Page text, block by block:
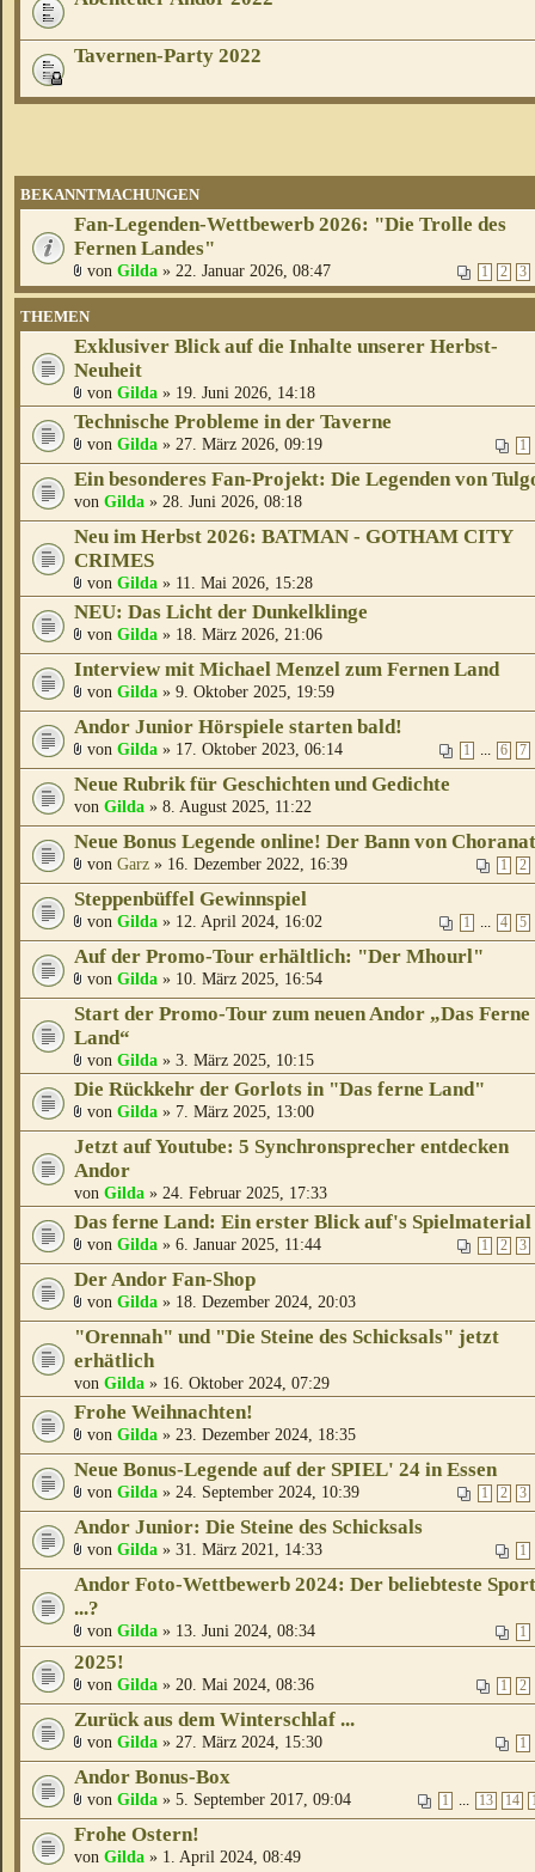
Tavernen-Party 2022
BEKANNTMACHUNGEN
Fan-Legenden-Wettbewerb 2026: "Die Trolle des
Fernen Landes"
1 2 3
von Gilda » 22. Januar 2026, 08:47
THEMEN
Exklusiver Blick auf die Inhalte unserer Herbst-
Neuheit
von Gilda » 19. Juni 2026, 14:18
Technische Probleme in der Taverne
1
von Gilda » 27. März 2026, 09:19
Ein besonderes Fan-Projekt: Die Legenden von
von Gilda » 28. Juni 2026, 08:18
Neu im Herbst 2026: BATMAN - GOTHAM CITY
CRIMES
von Gilda » 11. Mai 2026, 15:28
NEU: Das Licht der Dunkelklinge
von Gilda » 18. März 2026, 21:06
Interview mit Michael Menzel zum Fernen Land
von Gilda » 9. Oktober 2025, 19:59
Andor Junior Hörspiele starten bald!
1 ... 6 7
von Gilda » 17. Oktober 2023, 06:14
Neue Rubrik für Geschichten und Gedichte
von Gilda » 8. August 2025, 11:22
Neue Bonus Legende online! Der Bann von Choranat
1 2
von Garz » 16. Dezember 2022, 16:39
Steppenbüffel Gewinnspiel
1 ... 4 5
von Gilda » 12. April 2024, 16:02
Auf der Promo-Tour erhältlich: "Der Mhourl"
von Gilda » 10. März 2025, 16:54
Start der Promo-Tour zum neuen Andor „Das Ferne
Land“
von Gilda » 3. März 2025, 10:15
Die Rückkehr der Gorlots in "Das ferne Land"
von Gilda » 7. März 2025, 13:00
Jetzt auf Youtube: 5 Synchronsprecher entdecken
Andor
von Gilda » 24. Februar 2025, 17:33
Das ferne Land: Ein erster Blick auf's Spielmaterial
1 2 3
von Gilda » 6. Januar 2025, 11:44
Der Andor Fan-Shop
von Gilda » 18. Dezember 2024, 20:03
"Orennah" und "Die Steine des Schicksals" jetzt
erhätlich
von Gilda » 16. Oktober 2024, 07:29
Frohe Weihnachten!
von Gilda » 23. Dezember 2024, 18:35
Neue Bonus-Legende auf der SPIEL' 24 in Essen
1 2 3
von Gilda » 24. September 2024, 10:39
Andor Junior: Die Steine des Schicksals
1
von Gilda » 31. März 2021, 14:33
Andor Foto-Wettbewerb 2024: Der beliebteste Sport
...?
1
von Gilda » 13. Juni 2024, 08:34
2025!
1 2
von Gilda » 20. Mai 2024, 08:36
Zurück aus dem Winterschlaf ...
1
von Gilda » 27. März 2024, 15:30
Andor Bonus-Box
1 ... 13 14
von Gilda » 5. September 2017, 09:04
Frohe Ostern!
von Gilda » 1. April 2024, 08:49